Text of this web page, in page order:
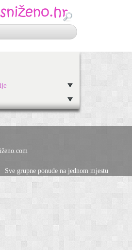
Sve grupne ponude na jednom mjestu